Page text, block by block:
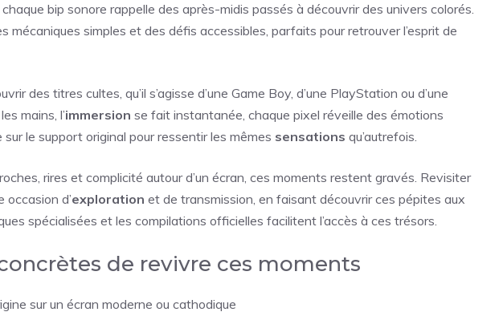
bip sonore rappelle des après-midis passés à découvrir des univers colorés.
mécaniques simples et des défis accessibles, parfaits pour retrouver l’esprit de
des titres cultes, qu’il s’agisse d’une Game Boy, d’une PlayStation ou d’une
mains, l’immersion se fait instantanée, chaque pixel réveille des émotions
le support original pour ressentir les mêmes sensations qu’autrefois.
rires et complicité autour d’un écran, ces moments restent gravés. Revisiter
occasion d’exploration et de transmission, en faisant découvrir ces pépites aux
spécialisées et les compilations officielles facilitent l’accès à ces trésors.
de revivre ces moments
sur un écran moderne ou cathodique